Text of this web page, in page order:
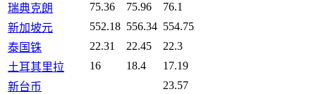
瑞典克朗
75.36 75.96
76.1
新加坡元
552.18 556.34 554.75
泰国铢
22.31 22.45
22.3
土耳其里拉
16 18.4
17.19
新台币
23.57